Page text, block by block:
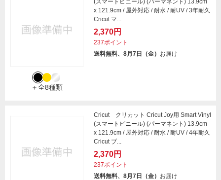
＋全8種類
x 121.9cm / 屋外対応 / 耐水 / 耐UV / 3年耐久
Cricut マ...
2,370円
237ポイント
送料無料、8月7日（金） お届け
Cricut クリカット Cricut Joy用 Smart Vinyl
(スマートビニール) (パーマネント) 13.9cm
x 121.9cm / 屋外対応 / 耐水 / 耐UV / 4年耐久
Cricut ブ...
2,370円
237ポイント
送料無料、8月7日（金） お届け